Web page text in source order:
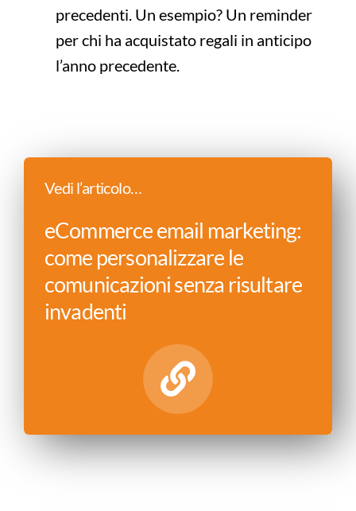
precedenti. Un esempio? Un reminder
per chi ha acquistato regali in anticipo
l’anno precedente.
Vedi l’articolo…
eCommerce email marketing:
come personalizzare le
comunicazioni senza risultare
invadenti